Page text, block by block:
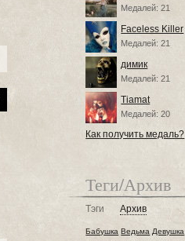
Медалей: 21
Faceless Killer
Медалей: 21
димик
Медалей: 21
Tiamat
Медалей: 20
Как получить медаль?
Теги/Архив
Тэги Архив
Бабушка Ведьма Девушка